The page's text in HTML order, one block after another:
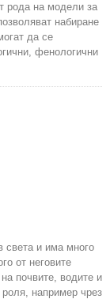
рода на модели за
набиране
да се
фенологични
света и има много
от неговите
почвите, водите и
например чрез